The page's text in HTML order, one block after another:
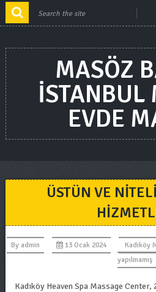
MASÖZ
ISTANBUL
EVDE
ÜSTÜN VE
By admin 13 Ocak 2024 Kadıköy
yapılmamış
Kadıköy Heaven Spa Massage Center,